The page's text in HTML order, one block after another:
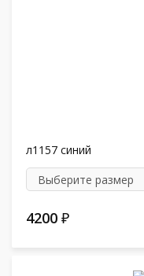
л1157 синий
4200 ₽